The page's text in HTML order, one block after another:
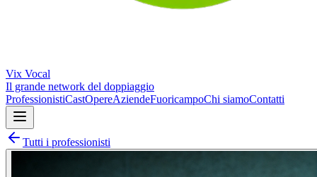
Vix Vocal
Il grande network del doppiaggio
ProfessionistiCastOpereAziendeFuoricampoChi siamoContatti
Tutti i professionisti